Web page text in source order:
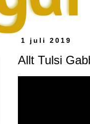
1 juli 2019
Allt Tulsi